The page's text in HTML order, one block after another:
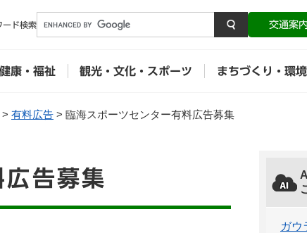
メニューを飛ばして本文へ
ード検索 交通案内
健康・福祉 観光・文化・スポーツ まちづくり・環境
> 有料広告 > 臨海スポーツセンター有料広告募集
告募集
ガウ